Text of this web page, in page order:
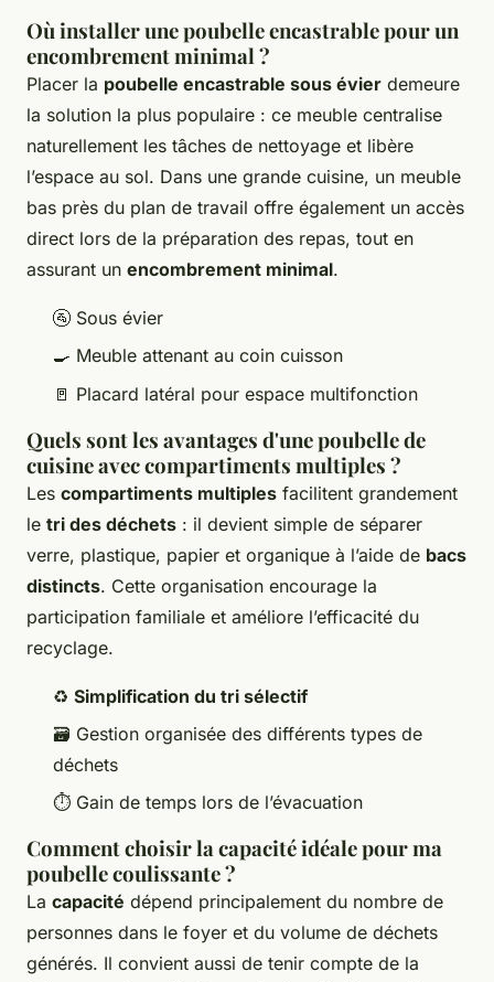
Où installer une poubelle encastrable pour un
encombrement minimal ?
Placer la poubelle encastrable sous évier demeure
la solution la plus populaire : ce meuble centralise
naturellement les tâches de nettoyage et libère
l’espace au sol. Dans une grande cuisine, un meuble
bas près du plan de travail offre également un accès
direct lors de la préparation des repas, tout en
assurant un encombrement minimal.
🚰 Sous évier
🍳 Meuble attenant au coin cuisson
🚪 Placard latéral pour espace multifonction
Quels sont les avantages d'une poubelle de
cuisine avec compartiments multiples ?
Les compartiments multiples facilitent grandement
le tri des déchets : il devient simple de séparer
verre, plastique, papier et organique à l’aide de bacs
distincts. Cette organisation encourage la
participation familiale et améliore l’efficacité du
recyclage.
♻️ Simplification du tri sélectif
🗃️ Gestion organisée des différents types de
déchets
⏱️ Gain de temps lors de l’évacuation
Comment choisir la capacité idéale pour ma
poubelle coulissante ?
La capacité dépend principalement du nombre de
personnes dans le foyer et du volume de déchets
générés. Il convient aussi de tenir compte de la